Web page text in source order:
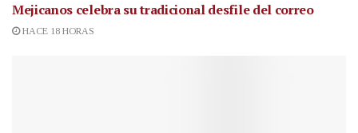
Mejicanos celebra su tradicional desfile del correo
HACE 18 HORAS